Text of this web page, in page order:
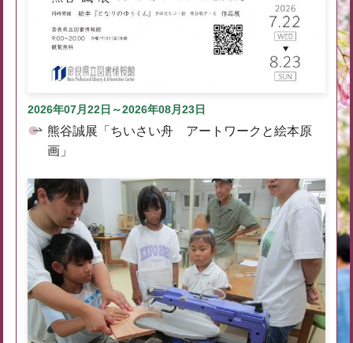
2026年07月22日～2026年08月23日
熊谷誠展「ちいさい舟 アートワークと絵本原
画」